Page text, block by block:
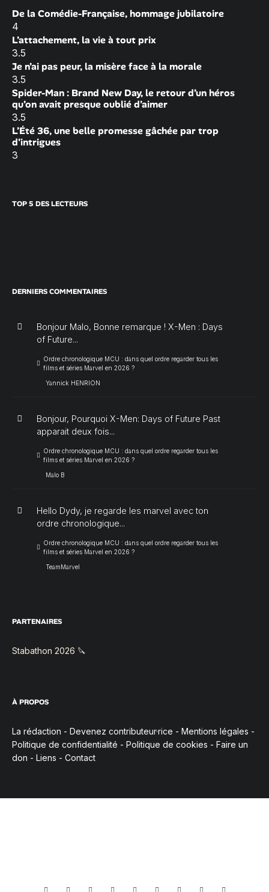
De la Comédie-Française, hommage jubilatoire
4
L’attachement, la vie à tout prix
3.5
Je n’ai pas peur, la misère face à la morale
3.5
Spider-Man : Brand New Day, le retour d’un héros
qu’on avait presque oublié d’aimer
3.5
L’Été 36, une belle promesse gâchée par trop
d’intrigues
3
TOP 5 DES LECTEURS
DERNIERS COMMENTAIRES
Bonjour Malo, Bonne remarque ! X-Men : Days
of Future...
Ordre chronologique MCU : dans quel ordre regarder tous les
films et séries Marvel en 2026 ?
Yannick HENRION
Bonjour, Pourquoi X-Men: Days of Future Past
apparait deux fois...
Ordre chronologique MCU : dans quel ordre regarder tous les
films et séries Marvel en 2026 ?
Malo B
Hello Dydy, je regarde les marvel avec ton
ordre chronologique...
Ordre chronologique MCU : dans quel ordre regarder tous les
films et séries Marvel en 2026 ?
TeamMarvel
PARTENAIRES
Stabathon 2026 🔪
À PROPOS
La rédaction - Devenez contributeur·rice - Mentions légales -
Politique de confidentialité - Politique de cookies - Faire un
don - Liens - Contact